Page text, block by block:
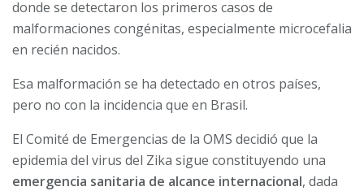
donde se detectaron los primeros casos de
malformaciones congénitas, especialmente microcefalia
en recién nacidos.
Esa malformación se ha detectado en otros países,
pero no con la incidencia que en Brasil.
El Comité de Emergencias de la OMS decidió que la
epidemia del virus del Zika sigue constituyendo una
emergencia sanitaria de alcance internacional, dada